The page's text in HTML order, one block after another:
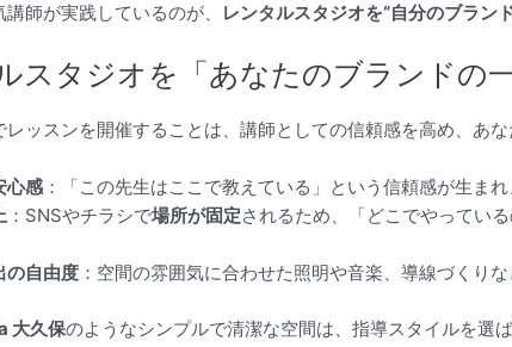
師が実践しているのが、 レンタルスタジオを“自分のブラン
スタジオを「あなたのブランドの
ッスンを開催することは、講師としての信頼感を高め、あ
心感 ：「この先生はここで教えている」という信頼感が生ま
：SNSやチラシで場所が固定されるため、「どこでやってい
の自由度 ：空間の雰囲気に合わせた照明や音楽、導線づくりな
大久保のようなシンプルで清潔な空間は、指導スタイルを選